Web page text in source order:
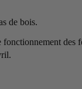
de bois.
fonctionnement des